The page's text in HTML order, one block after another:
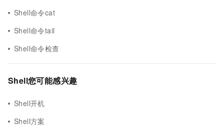
Shell命令cat
Shell命令tail
Shell命令检查
Shell您可能感兴趣
Shell开机
Shell方案